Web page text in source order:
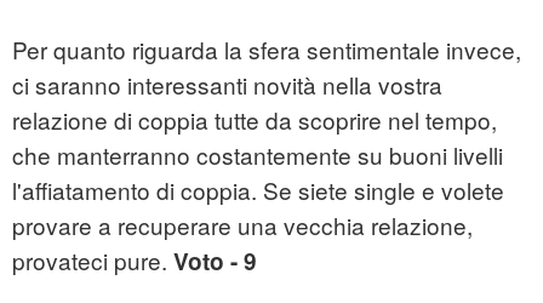
Per quanto riguarda la sfera sentimentale invece,
ci saranno interessanti novità nella vostra
relazione di coppia tutte da scoprire nel tempo,
che manterranno costantemente su buoni livelli
l'affiatamento di coppia. Se siete single e volete
provare a recuperare una vecchia relazione,
provateci pure. Voto - 9